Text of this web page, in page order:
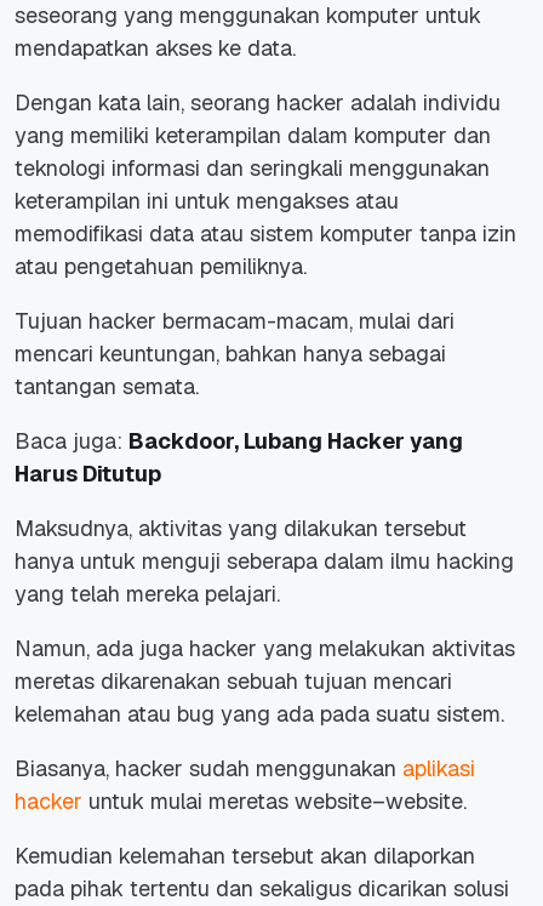
seseorang yang menggunakan komputer untuk
mendapatkan akses ke data.
Dengan kata lain, seorang hacker adalah individu
yang memiliki keterampilan dalam komputer dan
teknologi informasi dan seringkali menggunakan
keterampilan ini untuk mengakses atau
memodifikasi data atau sistem komputer tanpa izin
atau pengetahuan pemiliknya.
Tujuan hacker bermacam-macam, mulai dari
mencari keuntungan, bahkan hanya sebagai
tantangan semata.
Baca juga: Backdoor, Lubang Hacker yang
Harus Ditutup
Maksudnya, aktivitas yang dilakukan tersebut
hanya untuk menguji seberapa dalam ilmu hacking
yang telah mereka pelajari.
Namun, ada juga hacker yang melakukan aktivitas
meretas dikarenakan sebuah tujuan mencari
kelemahan atau bug yang ada pada suatu sistem.
Biasanya, hacker sudah menggunakan aplikasi
hacker untuk mulai meretas website–website.
Kemudian kelemahan tersebut akan dilaporkan
pada pihak tertentu dan sekaligus dicarikan solusi